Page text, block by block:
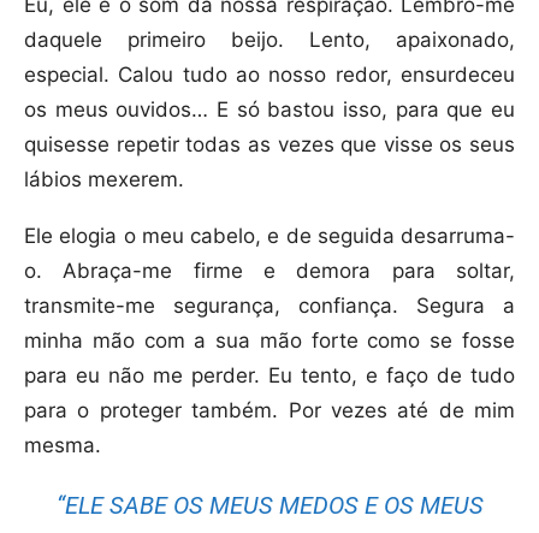
daquele primeiro beijo. Lento, apaixonado,
especial. Calou tudo ao nosso redor, ensurdeceu
os meus ouvidos… E só bastou isso, para que eu
quisesse repetir todas as vezes que visse os seus
lábios mexerem.
Ele elogia o meu cabelo, e de seguida desarruma-
o. Abraça-me firme e demora para soltar,
transmite-me segurança, confiança. Segura a
minha mão com a sua mão forte como se fosse
para eu não me perder. Eu tento, e faço de tudo
para o proteger também. Por vezes até de mim
mesma.
“ELE SABE OS MEUS MEDOS E OS MEUS